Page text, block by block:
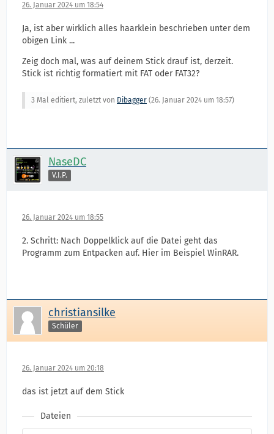
26. Januar 2024 um 18:54
Ja, ist aber wirklich alles haarklein beschrieben unter dem
obigen Link ...
Zeig doch mal, was auf deinem Stick drauf ist, derzeit.
Stick ist richtig formatiert mit FAT oder FAT32?
3 Mal editiert, zuletzt von Dibagger (26. Januar 2024 um 18:57)
NaseDC
V.I.P.
26. Januar 2024 um 18:55
2. Schritt: Nach Doppelklick auf die Datei geht das
Programm zum Entpacken auf. Hier im Beispiel WinRAR.
christiansilke
Schüler
26. Januar 2024 um 20:18
das ist jetzt auf dem Stick
Dateien